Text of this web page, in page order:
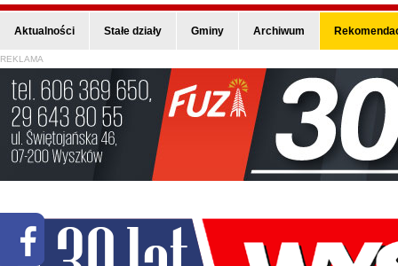
Aktualności Stałe działy Gminy Archiwum
REKLAMA